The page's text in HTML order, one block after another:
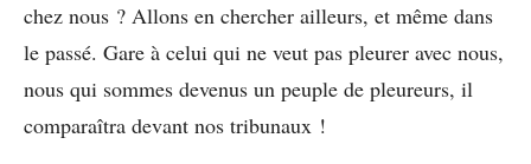
chez nous ? Allons en chercher ailleurs, et même dans
le passé. Gare à celui qui ne veut pas pleurer avec nous,
nous qui sommes devenus un peuple de pleureurs, il
comparaîtra devant nos tribunaux !